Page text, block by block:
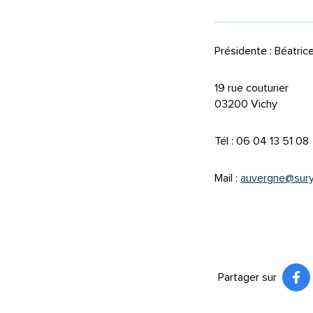
Présidente :
19 rue couturier
03200 Vichy
Tél : 06 04 13 51 08
Mail :
Partager sur